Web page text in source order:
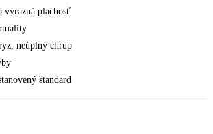
výrazná plachosť
neúplný chrup
štandard